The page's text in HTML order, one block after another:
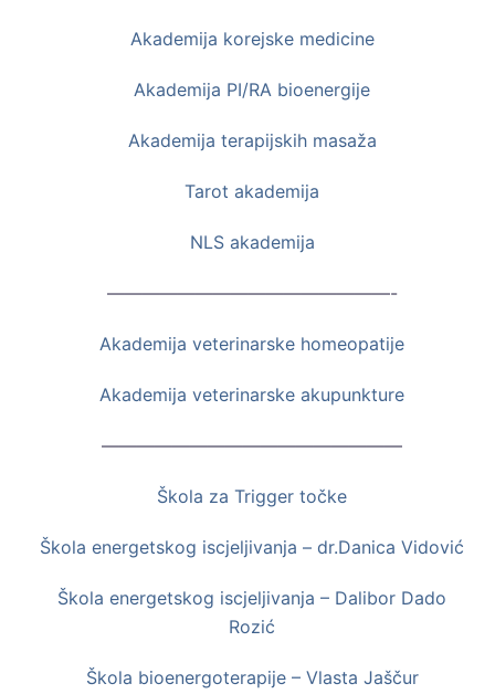
Akademija korejske medicine
Akademija PI/RA bioenergije
Akademija terapijskih masaža
Tarot akademija
NLS akademija
————————————————-
Akademija veterinarske homeopatije
Akademija veterinarske akupunkture
—————————————————
Škola za Trigger točke
Škola energetskog iscjeljivanja – dr.Danica Vidović
Škola energetskog iscjeljivanja – Dalibor Dado
Rozić
Škola bioenergoterapije – Vlasta Jaščur